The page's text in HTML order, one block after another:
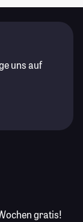
uns auf
gratis!